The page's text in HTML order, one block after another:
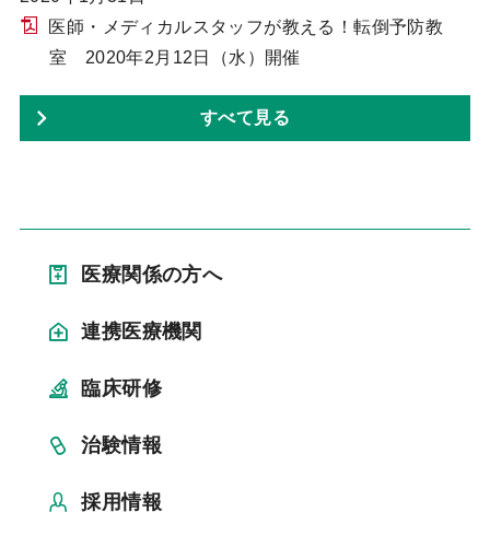
医師・メディカルスタッフが教える！転倒予防教
室 2020年2月12日（水）開催
すべて見る
医療関係の方へ
連携医療機関
臨床研修
治験情報
採用情報